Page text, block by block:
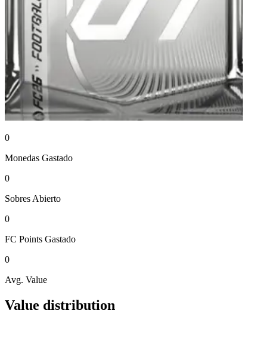
0
Monedas Gastado
0
Sobres Abierto
0
FC Points Gastado
0
Avg. Value
Value distribution